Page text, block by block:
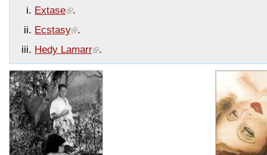
Extase
.
Ecstasy
.
Hedy Lamarr
.